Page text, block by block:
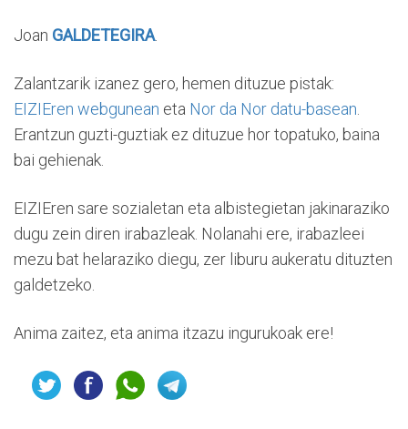
Joan GALDETEGIRA.
Zalantzarik izanez gero, hemen dituzue pistak:
EIZIEren webgunean eta Nor da Nor datu-basean
Erantzun guzti-guztiak ez dituzue hor topatuko, baina
bai gehienak.
EIZIEren sare sozialetan eta albistegietan jakinaraziko
dugu zein diren irabazleak. Nolanahi ere, irabazleei
mezu bat helaraziko diegu, zer liburu aukeratu dituzten
galdetzeko.
Anima zaitez, eta anima itzazu ingurukoak ere!